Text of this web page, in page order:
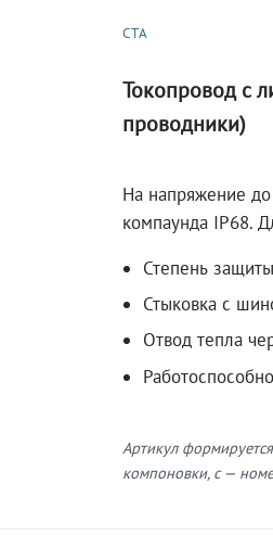
СТА
Токопровод с
проводники)
На напряжение
компаунда IP68.
Степень
Стыковка с
Отвод тепла
Артикул
компоновки, c —